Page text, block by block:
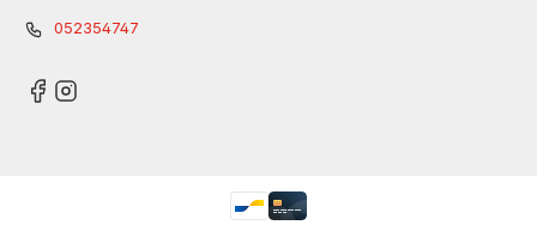
052354747